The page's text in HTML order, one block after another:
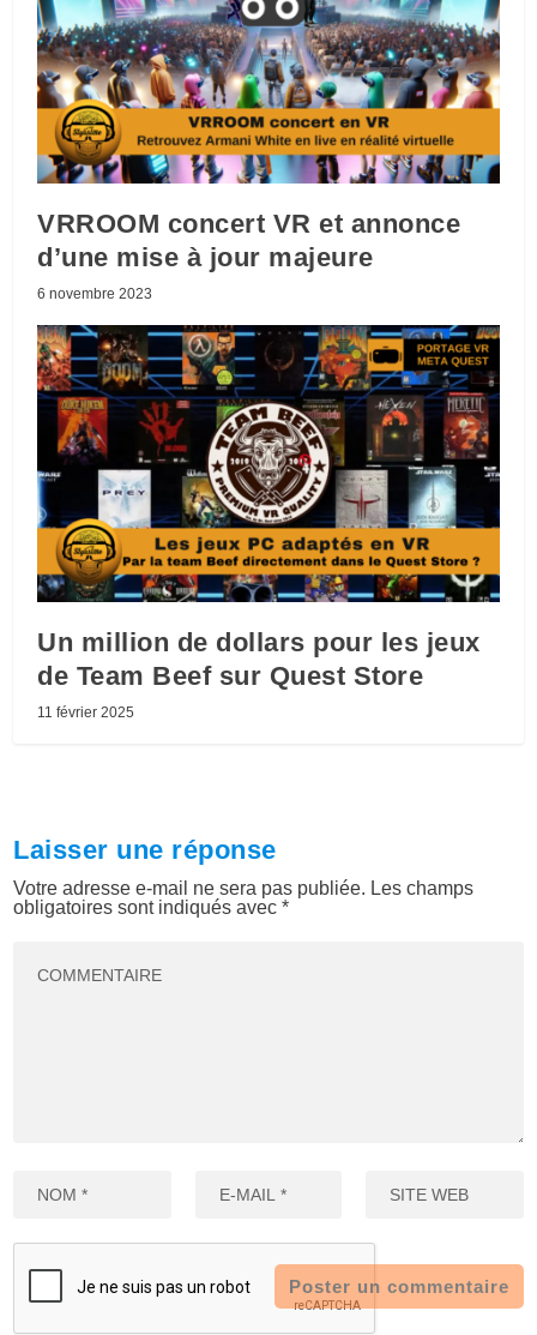
VRROOM concert VR et annonce
d’une mise à jour majeure
6 novembre 2023
Un million de dollars pour les jeux
de Team Beef sur Quest Store
11 février 2025
Laisser une réponse
Votre adresse e-mail ne sera pas publiée. Les champs
obligatoires sont indiqués avec*